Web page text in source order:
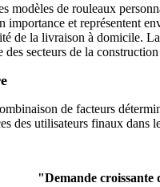
modèles de rouleaux
et représentent
de la livraison à domicile.
secteurs de la
de facteurs
des utilisateurs finaux dans
"Demande croissante